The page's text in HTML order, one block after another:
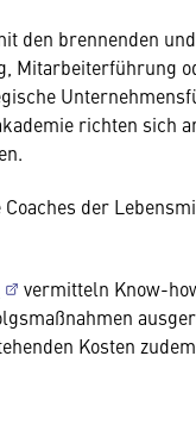
den brennenden
Mitarbeiterführung
richten sich
Coaches der
vermitteln Know-
Kosten